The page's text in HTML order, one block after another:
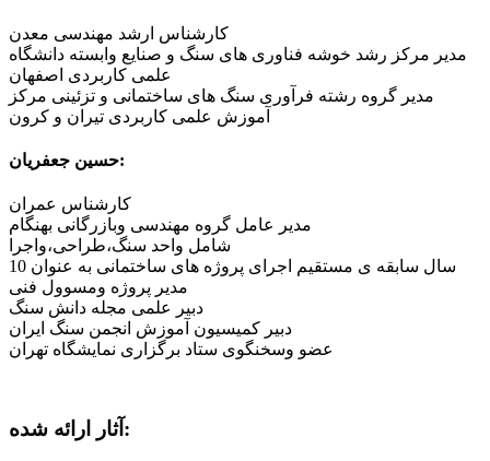
کارشناس ارشد مهندسی معدن
مدیر مرکز رشد خوشه فناوری های سنگ و صنایع وابسته دانشگاه
علمی کاربردی اصفهان
مدیر گروه رشته فرآوری سنگ های ساختمانی و تزئینی مرکز
آموزش علمی کاربردی تیران و کرون
حسین جعفریان:
کارشناس عمران
مدیر عامل گروه مهندسی وبازرگانی بهنگام
شامل واحد سنگ،طراحی،واجرا
10 سال سابقه ی مستقیم اجرای پروژه های ساختمانی به عنوان
مدیر پروژه ومسوول فنی
دبیر علمی مجله دانش سنگ
دبیر کمیسیون آموزش انجمن سنگ ایران
عضو وسخنگوی ستاد برگزاری نمایشگاه تهران
آثار ارائه شده: